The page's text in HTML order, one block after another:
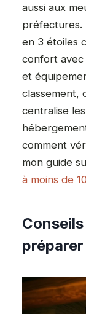
aussi aux
préfectures.
en 3 étoiles
confort
et
classement,
centralise
comment
mon guide
à moins de